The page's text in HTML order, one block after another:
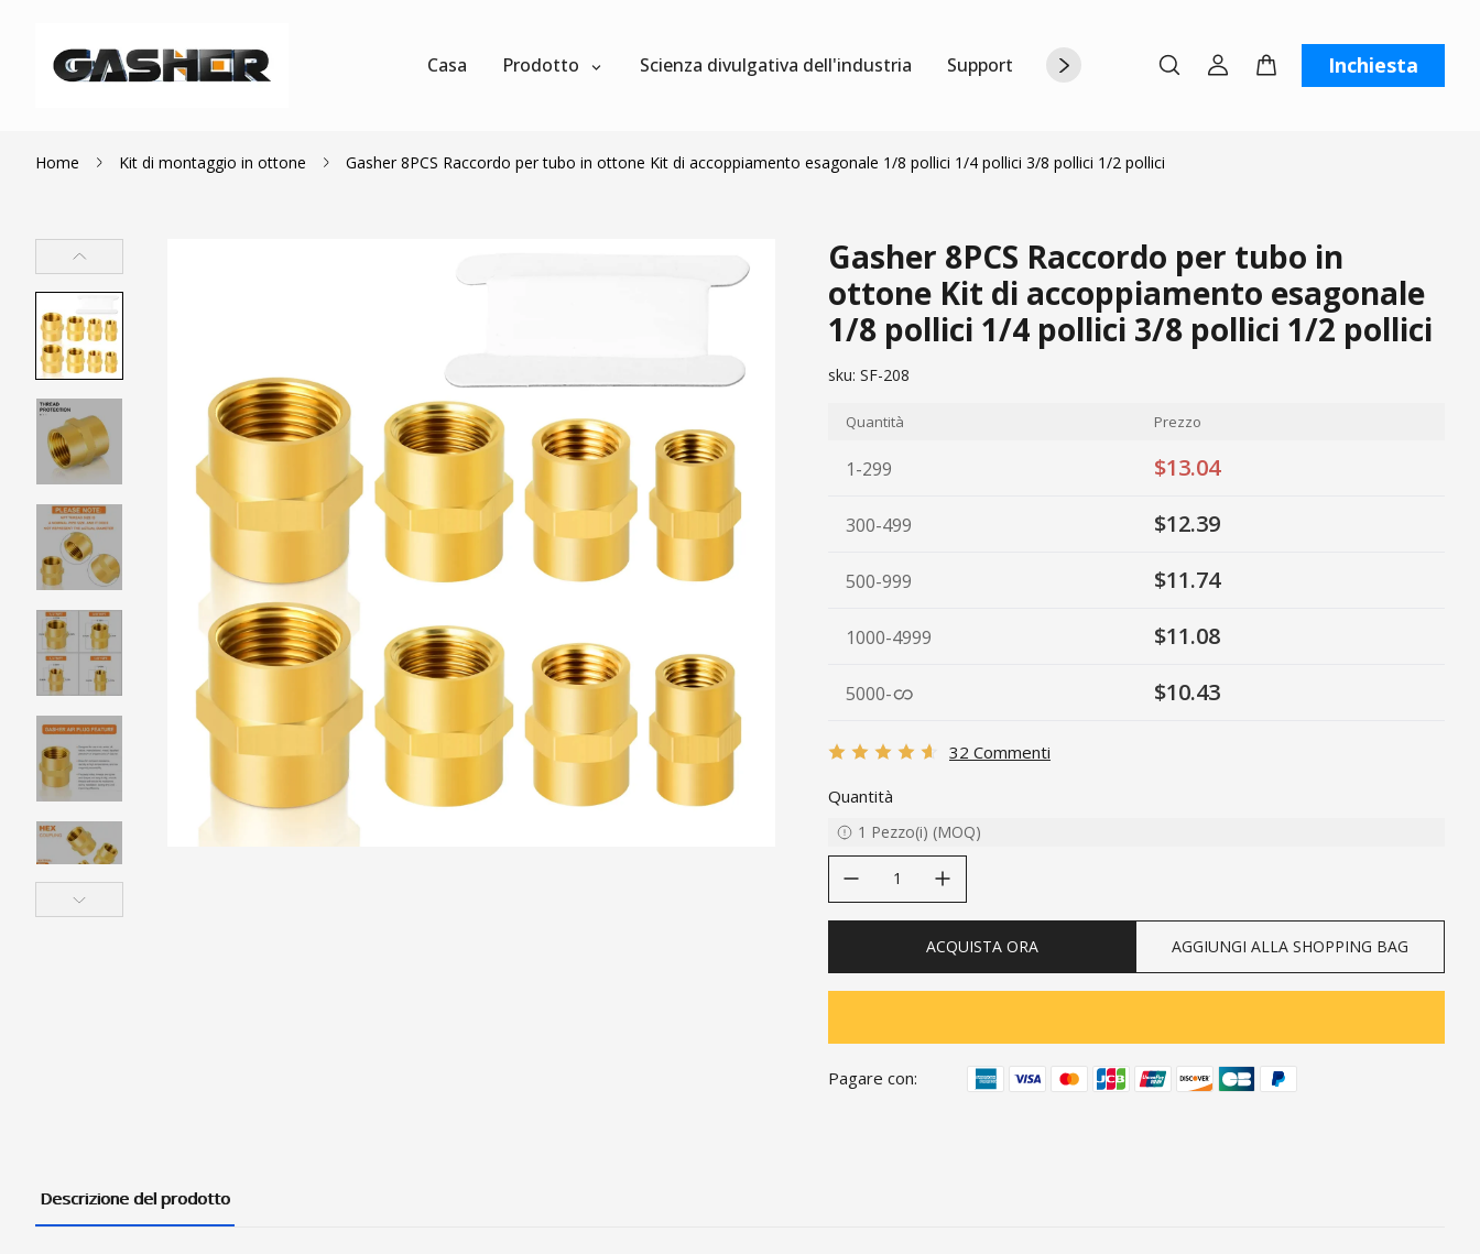
Casa Prodotto Scienza divulgativa dell'industria Supporto Chi siamo Contattaci Inchiesta
Home Kit di montaggio in ottone Gasher 8PCS Raccordo per tubo in ottone Kit di accoppiamento esagonale 1/8 pollici 1/4 pollici 3/8 pollici 1/2 pollici
Gasher 8PCS Raccordo per tubo in
ottone Kit di accoppiamento esagonale
1/8 pollici 1/4 pollici 3/8 pollici 1/2 pollici
sku: SF-208
Quantità Prezzo
1-299 $13.04
300-499 $12.39
500-999 $11.74
1000-4999 $11.08
5000- $10.43
32 Commenti
Quantità
1 Pezzo(i) (MOQ)
ACQUISTA ORA AGGIUNGI ALLA SHOPPING BAG
Pagare con:
Descrizione del prodotto